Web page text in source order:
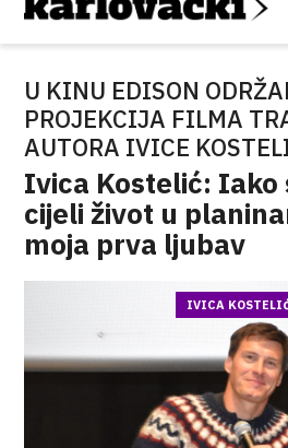
U KINU EDISON
PROJEKCIJA FILMA
AUTORA IVICE
Ivica Kostelić: Iako
cijeli život u
moja prva ljubav
IVICA